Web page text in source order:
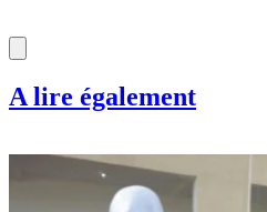
A lire également